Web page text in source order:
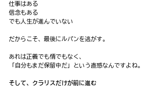
仕事はある
信念もある
でも人生が進んでいない
だからこそ、最後にルパンを逃がす。
あれは正義でも情でもなく、
「自分もまだ保留中だ」という直感なんですよね。
そして、クラリスだけが前に進む